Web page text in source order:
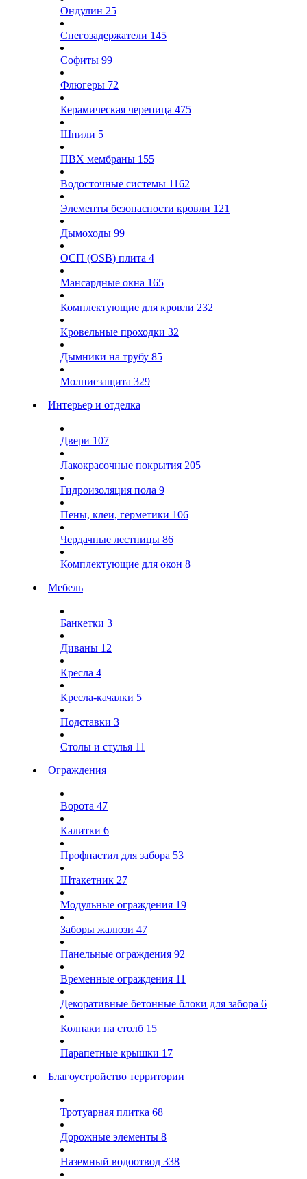
Ондулин 25
Снегозадержатели 145
Софиты 99
Флюгеры 72
Керамическая черепица 475
Шпили 5
ПВХ мембраны 155
Водосточные системы 1162
Элементы безопасности кровли 121
Дымоходы 99
ОСП (OSB) плита 4
Мансардные окна 165
Комплектующие для кровли 232
Кровельные проходки 32
Дымники на трубу 85
Молниезащита 329
Интерьер и отделка
Двери 107
Лакокрасочные покрытия 205
Гидроизоляция пола 9
Пены, клеи, герметики 106
Чердачные лестницы 86
Комплектующие для окон 8
Мебель
Банкетки 3
Диваны 12
Кресла 4
Кресла-качалки 5
Подставки 3
Столы и стулья 11
Ограждения
Ворота 47
Калитки 6
Профнастил для забора 53
Штакетник 27
Модульные ограждения 19
Заборы жалюзи 47
Панельные ограждения 92
Временные ограждения 11
Декоративные бетонные блоки для забора 6
Колпаки на столб 15
Парапетные крышки 17
Благоустройство территории
Тротуарная плитка 68
Дорожные элементы 8
Наземный водоотвод 338